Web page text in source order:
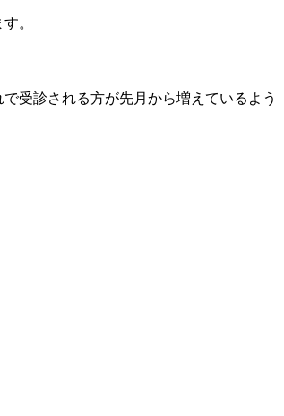
。
受診される方が先月から増えているよう